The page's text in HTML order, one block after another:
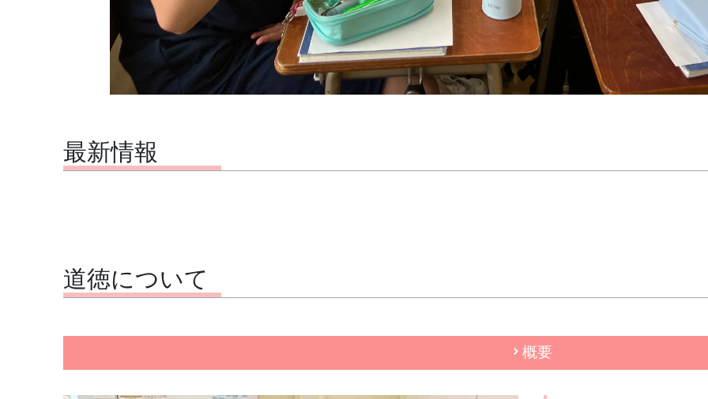
最新情報
道徳について
概要